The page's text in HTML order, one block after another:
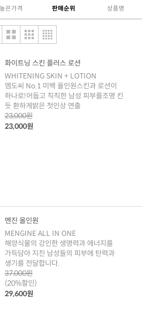
높은가격 판매순위 상품명
화이트닝 스킨 플러스 로션
WHITENING SKIN + LOTION
엠도씨 No.1 미백 올인원스킨과 로션이
하나로!어둡고 칙칙한 남성 피부를조명 킨
듯 환하게밝은 첫인상 연출
23,000원
23,000원
멘진 올인원
MENGINE ALL IN ONE
해양식물의 강인한 생명력과 에너지를
가득담아 지친 남성들의 피부에 탄력과
생기를 전달합니다.
37,000원
(20%할인)
29,600원